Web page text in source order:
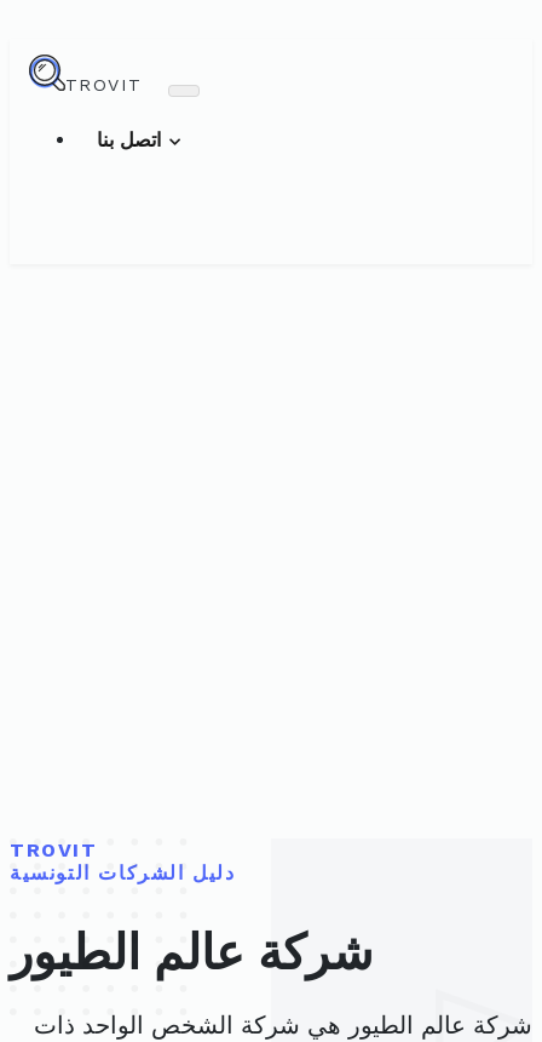
TROVIT
TROVIT
دليل الشركات التونسية
شركة عالم الطيور
شركة عالم الطيور هي شركة الشخص الواحد ذات